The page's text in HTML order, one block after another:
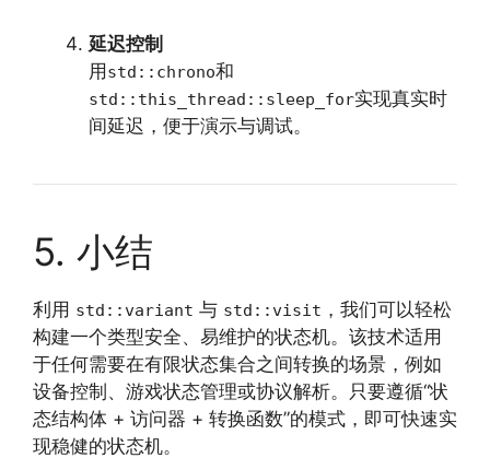
延迟控制
用std::chrono和
std::this_thread::sleep_for实现真实时
间延迟，便于演示与调试。
5. 小结
利用 std::variant 与 std::visit ，我们可以轻松
构建一个类型安全、易维护的状态机。该技术适用
于任何需要在有限状态集合之间转换的场景，例如
设备控制、游戏状态管理或协议解析。只要遵循“状
态结构体 + 访问器 + 转换函数”的模式，即可快速实
现稳健的状态机。